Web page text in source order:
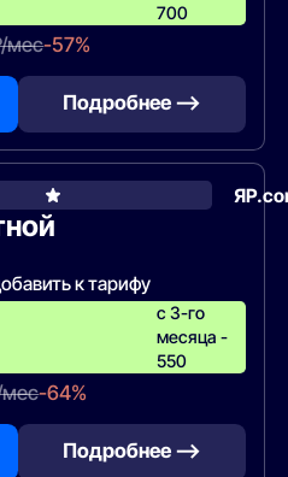
700
мес-57%
Подробнее —>
к тарифу
с 3-го
месяца -
550
-64%
Подробнее —>